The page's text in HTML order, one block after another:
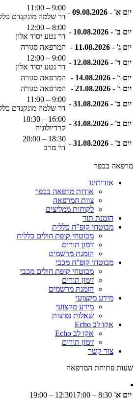
יום א' - 09.08.2026 -
9:00 – 11:00
דר שלמה מונקנדם
יום ב' - 10.08.2026 -
8:00 – 12:00
דר נטע יסוד אלון
יום ג' - 11.08.2026 -
המרפאה סגורה
יום ד' - 12.08.2026 -
9:00 – 12:00
דר נטע יסוד אלון
יום ו' - 14.08.2026 -
המרפאה סגורה
יום ו' - 21.08.2026 -
המרפאה סגורה
יום ב' - 31.08.2026 -
9:00 – 11:00
דר שלמה מונקנדם
יום ב' - 31.08.2026 -
16:00 – 18:30
קרדיולוגיה
יום ב' - 31.08.2026 -
18:30 – 20:00
דר מרב
מרפאה בכפר
אודותינו
אודות מרפאה בכפר
צוות המרפאה
לקוחות ממליצים
הזמנת תור
מבוטחי קופ”ח כללית
מבוטחי קופת חולים כללית
זימון תורים
הזמנת מרשמים
מבוטחי קופ”ח מכבי
מבוטחי קופת חולים מכבי
זימון תורים
הזמנת מרשמים
מידע מקצועי
מידע מקצועי
שאלות נפוצות
אקו לב Echo
אקו לב Echo
זימון תורים
צור קשר
שעות פתיחת המרפאה
יום א' 8:30 – 12:30
17:00 – 19:00